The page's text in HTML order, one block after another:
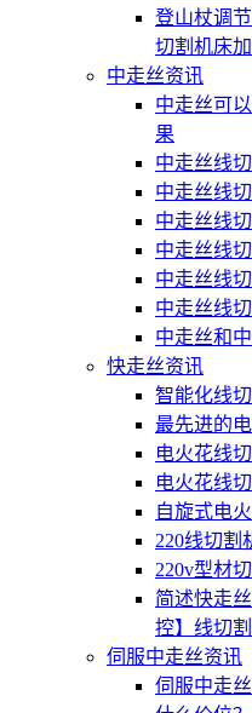
登山杖调
切割机床
中走丝资讯
中走丝可
果
中走丝线
中走丝线
中走丝线
中走丝线
中走丝线
中走丝线
中走丝和
快走丝资讯
智能化线
最先进的
电火花线
电火花线
自旋式电
220线切割
220v型材
简述快走
控】线切
伺服中走丝资讯
伺服中走